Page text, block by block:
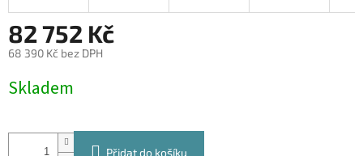
82 752 Kč
68 390 Kč bez DPH
cena:
Skladem
Přidat do košíku